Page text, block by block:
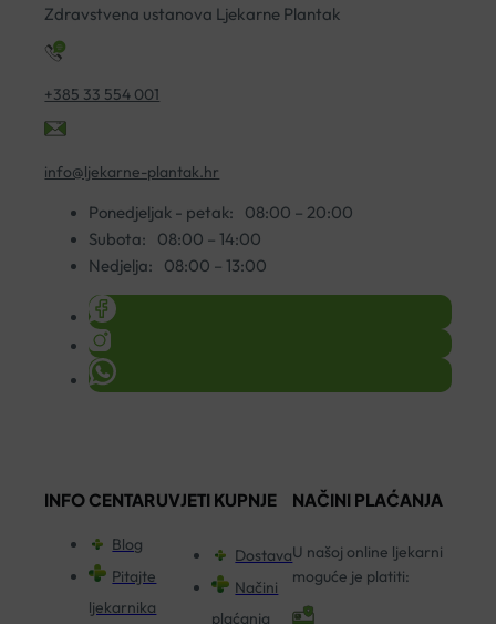
Zdravstvena ustanova Ljekarne Plantak
+385 33 554 001
info@ljekarne-plantak.hr
Ponedjeljak - petak:
08:00 – 20:00
Subota:
08:00 – 14:00
Nedjelja:
08:00 – 13:00
INFO CENTAR
Blog
Pitajte
ljekarnika
UVJETI KUPNJE
Dostava
Načini
plaćanja
NAČINI PLAĆANJA
U našoj online ljekarni
moguće je platiti: